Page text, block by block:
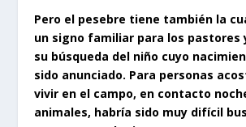
Pero el pesebre tiene también la
un signo familiar para los
su búsqueda del niño cuyo
sido anunciado. Para personas
vivir en el campo, en contacto
animales, habría sido muy difícil